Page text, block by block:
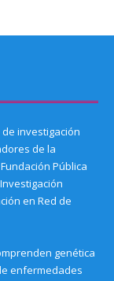
investigación
de la
Pública
en Red de
genética
enfermedades